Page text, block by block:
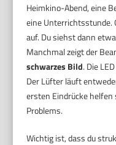
Heimkino-Abend, eine
eine
auf. Du siehst dann
Manchmal zeigt der
schwarzes Bild. Die
Der Lüfter läuft
ersten Eindrücke helfen
Problems.
Wichtig ist, dass du